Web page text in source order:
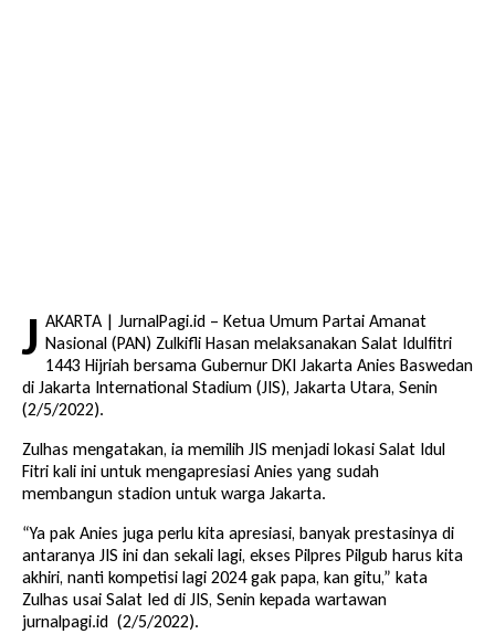
J AKARTA | JurnalPagi.id – Ketua Umum Partai Amanat
Nasional (PAN) Zulkifli Hasan melaksanakan Salat Idulfitri
1443 Hijriah bersama Gubernur DKI Jakarta Anies Baswedan
di Jakarta International Stadium (JIS), Jakarta Utara, Senin
(2/5/2022).
Zulhas mengatakan, ia memilih JIS menjadi lokasi Salat Idul
Fitri kali ini untuk mengapresiasi Anies yang sudah
membangun stadion untuk warga Jakarta.
“Ya pak Anies juga perlu kita apresiasi, banyak prestasinya di
antaranya JIS ini dan sekali lagi, ekses Pilpres Pilgub harus kita
akhiri, nanti kompetisi lagi 2024 gak papa, kan gitu,” kata
Zulhas usai Salat Ied di JIS, Senin kepada wartawan
jurnalpagi.id (2/5/2022).